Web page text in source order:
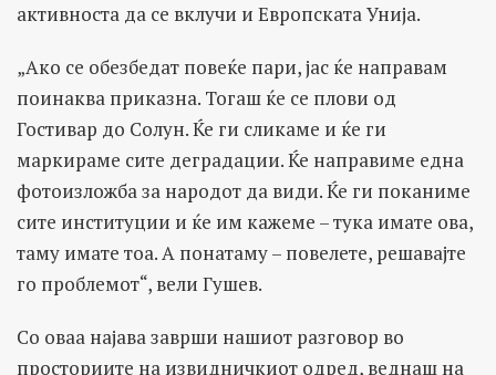
активноста да се вклучи и Европската Унија.
„Ако се обезбедат повеќе пари, јас ќе направам
поинаква приказна. Тогаш ќе се плови од
Гостивар до Солун. Ќе ги сликаме и ќе ги
маркираме сите деградации. Ќе направиме една
фотоизложба за народот да види. Ќе ги поканиме
сите институции и ќе им кажеме – тука имате ова,
таму имате тоа. А понатаму – повелете, решавајте
го проблемот“, вели Гушев.
Со оваа најава заврши нашиот разговор во
просториите на извидничкиот одред, веднаш на